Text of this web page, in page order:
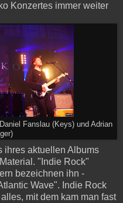
Konzertes immer weiter
Fanslau (Keys) und Adrian
ihres aktuellen Albums
"Indie Rock"
bezeichnen ihn -
Wave". Indie Rock
mit dem kam man fast